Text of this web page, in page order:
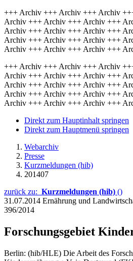
+++ Archiv +++ Archiv +++ Archiv
Archiv +++ Archiv +++ Archiv +++
Archiv +++ Archiv +++ Archiv +++
Archiv +++ Archiv +++ Archiv +++
Archiv +++ Archiv +++ Archiv +++
+++ Archiv +++ Archiv +++ Archiv
Archiv +++ Archiv +++ Archiv +++
Archiv +++ Archiv +++ Archiv +++
Archiv +++ Archiv +++ Archiv +++
Archiv +++ Archiv +++ Archiv +++
Direkt zum Hauptinhalt springen
Direkt zum Hauptmenü springen
Webarchiv
Presse
Kurzmeldungen (hib)
201407
zurück zu: Kurzmeldungen (hib) ()
31.07.2014 Ernährung und
396/2014
Forschungsgebiet
Berlin: (hib/HLE) Die Arbeit des